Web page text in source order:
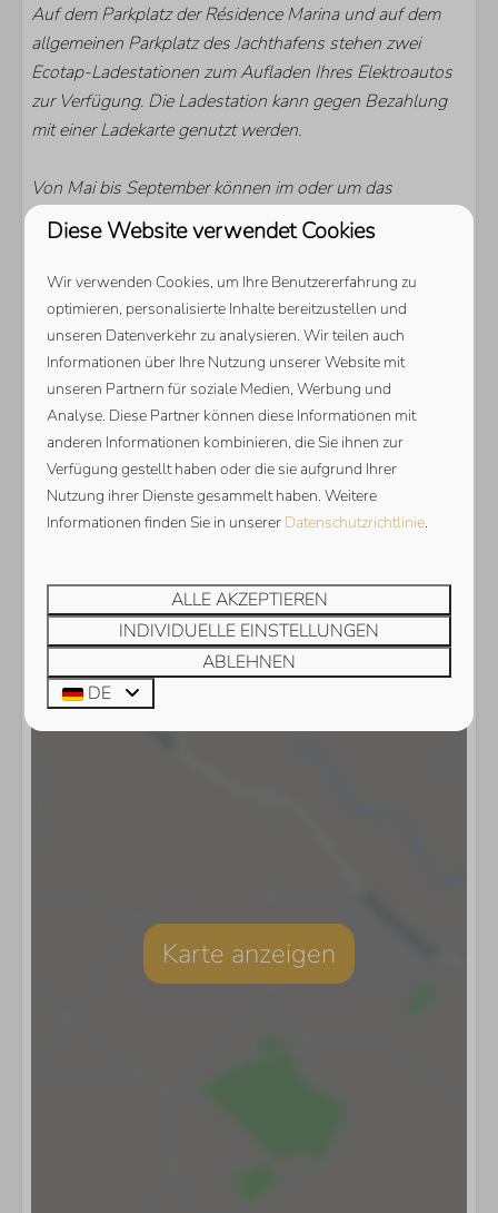
Auf dem Parkplatz der Résidence Marina und auf dem
allgemeinen Parkplatz des Jachthafens stehen zwei
Ecotap-Ladestationen zum Aufladen Ihres Elektroautos
zur Verfügung. Die Ladestation kann gegen Bezahlung
mit einer Ladekarte genutzt werden.
Von Mai bis September können im oder um das
Hafengebiet herum Veranstaltungen organisiert werden.
Möchten Sie wissen, welche Veranstaltung während
Ihres Aufenthalts stattfinden wird? Schauen Sie auf
unsereVeranstaltungsseite.
Energie-Label:
Karte anzeigen
Diese Website verwendet Cookies
Wir verwenden Cookies, um Ihre Benutzererfahrung zu
optimieren, personalisierte Inhalte bereitzustellen und
unseren Datenverkehr zu analysieren. Wir teilen auch
Informationen über Ihre Nutzung unserer Website mit
unseren Partnern für soziale Medien, Werbung und
Analyse. Diese Partner können diese Informationen mit
anderen Informationen kombinieren, die Sie ihnen zur
Verfügung gestellt haben oder die sie aufgrund Ihrer
Nutzung ihrer Dienste gesammelt haben. Weitere
Informationen finden Sie in unserer Datenschutzrichtlinie.
ALLE AKZEPTIEREN
INDIVIDUELLE EINSTELLUNGEN
ABLEHNEN
DE